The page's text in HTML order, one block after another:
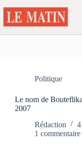
au
contenu
Politique
Le nom de
2007
Rédaction
1 commentaire